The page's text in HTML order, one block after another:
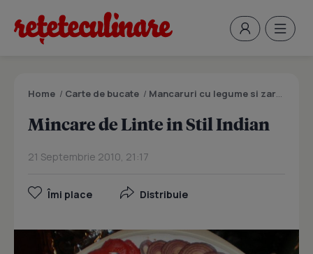
Home / Carte de bucate / Mancaruri cu legume si zarzavaturi
Mincare de Linte in Stil Indian
21 Septembrie 2010, 21:17
Îmi place Distribuie